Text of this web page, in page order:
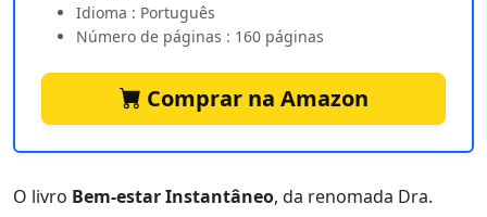
Idioma : Português
Número de páginas : 160 páginas
Comprar na Amazon
O livro Bem-estar Instantâneo, da renomada Dra.